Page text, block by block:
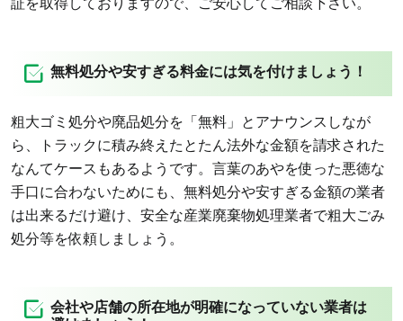
証を取得しておりますので、ご安心してご相談下さい。
無料処分や安すぎる料金には気を付けましょう！
粗大ゴミ処分や廃品処分を「無料」とアナウンスしなが
ら、トラックに積み終えたとたん法外な金額を請求された
なんてケースもあるようです。言葉のあやを使った悪徳な
手口に合わないためにも、無料処分や安すぎる金額の業者
は出来るだけ避け、安全な産業廃棄物処理業者で粗大ごみ
処分等を依頼しましょう。
会社や店舗の所在地が明確になっていない業者は